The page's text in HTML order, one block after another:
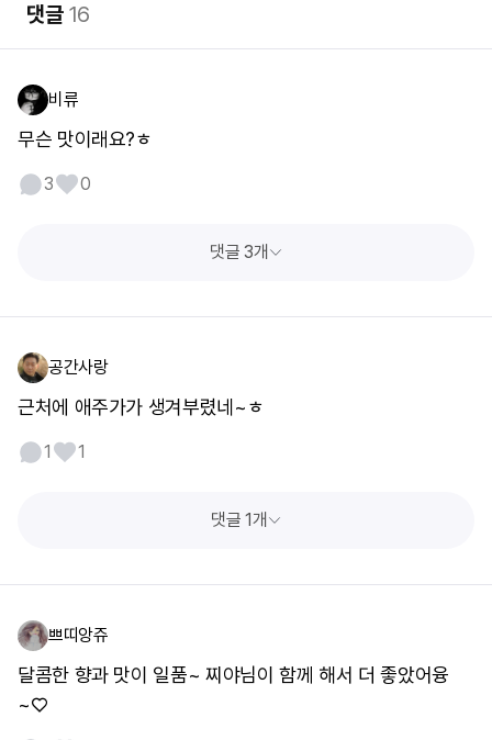
댓글16
비류
무슨 맛이래요?ㅎ
3 0
댓글 3개
공간사랑
근처에 애주가가 생겨부렸네~ㅎ
1 1
댓글 1개
쁘띠앙쥬
달콤한 향과 맛이 일품~ 찌야님이 함께 해서 더 좋았어융
~♡